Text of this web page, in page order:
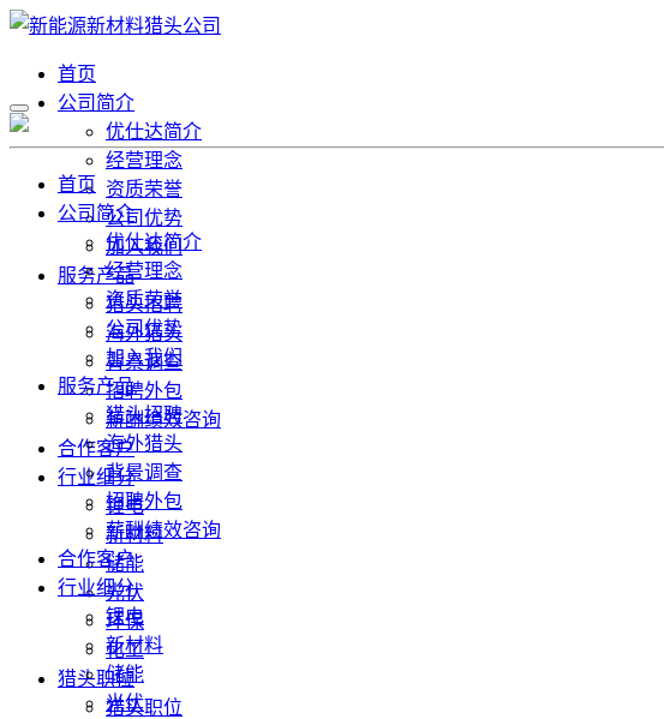
首页
公司简介
优仕达简介
经营理念
资质荣誉
公司优势
加入我们
服务产品
猎头招聘
海外猎头
背景调查
招聘外包
薪酬绩效咨询
合作客户
行业细分
锂电
新材料
储能
光伏
环保
化工
猎头职位
猎头职位
首页
公司简介
优仕达简介
经营理念
资质荣誉
公司优势
加入我们
服务产品
猎头招聘
海外猎头
背景调查
招聘外包
薪酬绩效咨询
合作客户
行业细分
锂电
新材料
储能
光伏